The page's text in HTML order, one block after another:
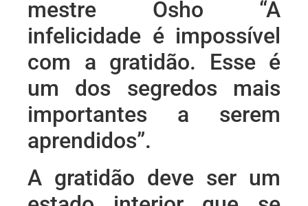
mestre Osho “A
infelicidade é impossível
com a gratidão. Esse é
um dos segredos mais
importantes a serem
aprendidos”.
A gratidão deve ser um